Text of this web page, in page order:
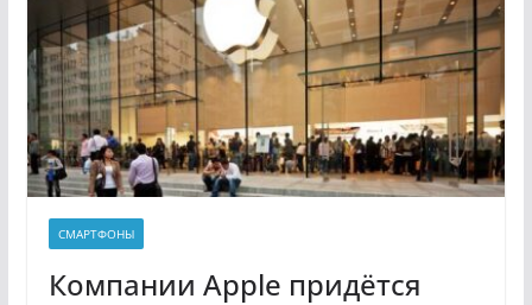
СМАРТФОНЫ
Компании Apple придётся